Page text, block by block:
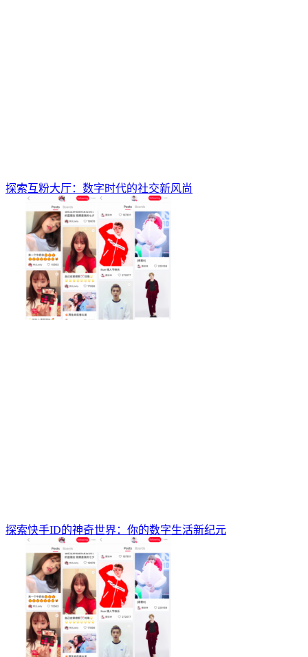
探索互粉大厅：数字时代的社交新风尚
探索快手ID的神奇世界：你的数字生活新纪元